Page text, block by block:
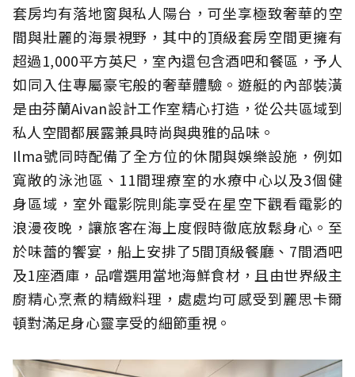
套房均有落地窗與私人陽台，可坐享極致奢華的空
間與壯麗的海景視野，其中的頂級套房空間更擁有
超過1,000平方英尺，室內還包含酒吧和餐區，予人
如同入住專屬豪宅般的奢華體驗。遊艇的內部裝潢
是由芬蘭Aivan設計工作室精心打造，從公共區域到
私人空間都展露兼具時尚與典雅的品味。
Ilma號同時配備了全方位的休閒與娛樂設施，例如
寬敞的泳池區、11間理療室的水療中心以及3個健
身區域，室外電影院則能享受在星空下觀看電影的
浪漫夜晚，讓旅客在海上度假時徹底放鬆身心。至
於味蕾的饗宴，船上安排了5間頂級餐廳、7間酒吧
及1座酒庫，品嚐選用當地海鮮食材，且由世界級主
廚精心烹煮的精緻料理，處處均可感受到麗思卡爾
頓對滿足身心靈享受的細節重視。